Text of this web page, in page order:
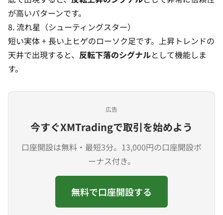
が高いパターンです。
8. 流れ星（シューティングスター）
短い実体 + 長い上ヒゲのローソク足です。上昇トレンドの
天井で出現すると、 反転下落のシグナルとして機能しま
す。
広告
今すぐXMTradingで取引を始めよう
口座開設は無料・最短3分。13,000円の口座開設ボ
ーナス付き。
無料で口座開設する